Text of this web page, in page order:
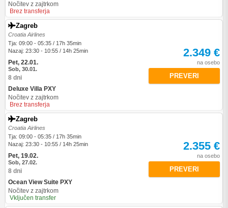
Nočitev z zajtrkom
Brez transferja
Zagreb
Croatia Airlines
Tja: 09:00 - 05:35 / 17h 35min
Nazaj: 23:30 - 10:55 / 14h 25min
Pet, 22.01.
Sob, 30.01.
8 dni
Deluxe Villa PXY
Nočitev z zajtrkom
Brez transferja
2.349 €
na osebo
PREVERI
Zagreb
Croatia Airlines
Tja: 09:00 - 05:35 / 17h 35min
Nazaj: 23:30 - 10:55 / 14h 25min
Pet, 19.02.
Sob, 27.02.
8 dni
Ocean View Suite PXY
Nočitev z zajtrkom
Vključen transfer
2.355 €
na osebo
PREVERI